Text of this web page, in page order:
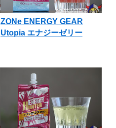
ZONe ENERGY GEAR
Utopia エナジーゼリー